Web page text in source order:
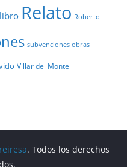
Relato Roberto
subvenciones obras
Villar del Monte
. Todos los derechos